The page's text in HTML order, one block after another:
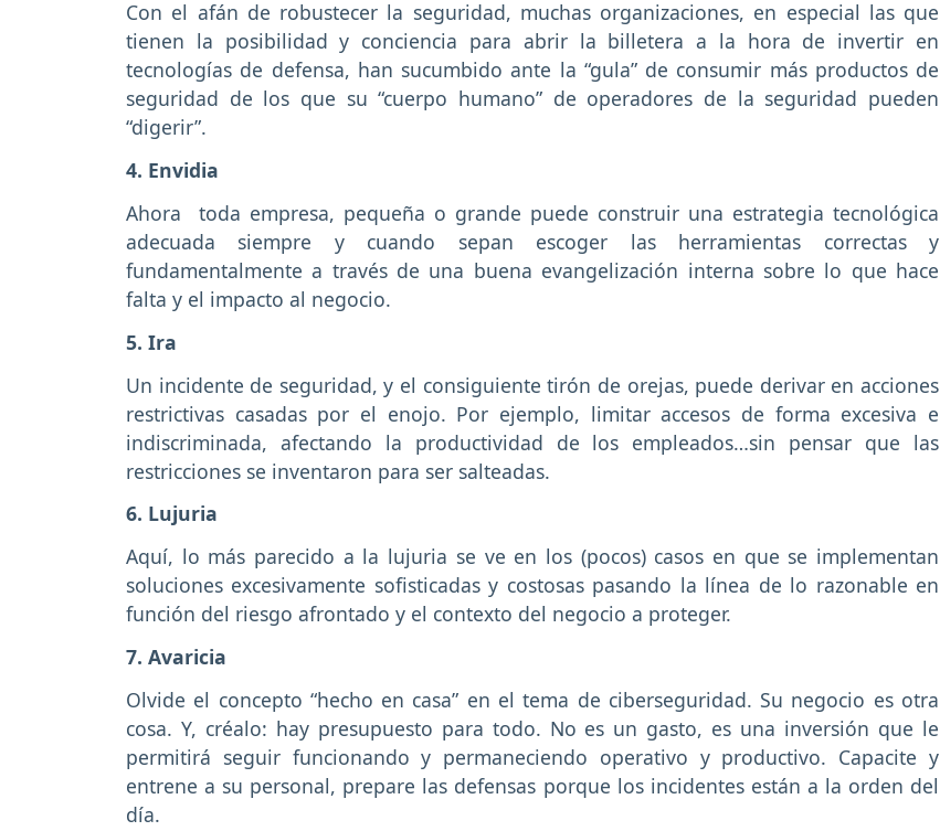
Con el afán de robustecer la seguridad, muchas organizaciones, en especial las que
tienen la posibilidad y conciencia para abrir la billetera a la hora de invertir en
tecnologías de defensa, han sucumbido ante la “gula” de consumir más productos de
seguridad de los que su “cuerpo humano” de operadores de la seguridad pueden
“digerir”.
4. Envidia
Ahora toda empresa, pequeña o grande puede construir una estrategia tecnológica
adecuada siempre y cuando sepan escoger las herramientas correctas y
fundamentalmente a través de una buena evangelización interna sobre lo que hace
falta y el impacto al negocio.
5. Ira
Un incidente de seguridad, y el consiguiente tirón de orejas, puede derivar en acciones
restrictivas casadas por el enojo. Por ejemplo, limitar accesos de forma excesiva e
indiscriminada, afectando la productividad de los empleados…sin pensar que las
restricciones se inventaron para ser salteadas.
6. Lujuria
Aquí, lo más parecido a la lujuria se ve en los (pocos) casos en que se implementan
soluciones excesivamente sofisticadas y costosas pasando la línea de lo razonable en
función del riesgo afrontado y el contexto del negocio a proteger.
7. Avaricia
Olvide el concepto “hecho en casa” en el tema de ciberseguridad. Su negocio es otra
cosa. Y, créalo: hay presupuesto para todo. No es un gasto, es una inversión que le
permitirá seguir funcionando y permaneciendo operativo y productivo. Capacite y
entrene a su personal, prepare las defensas porque los incidentes están a la orden del
día.